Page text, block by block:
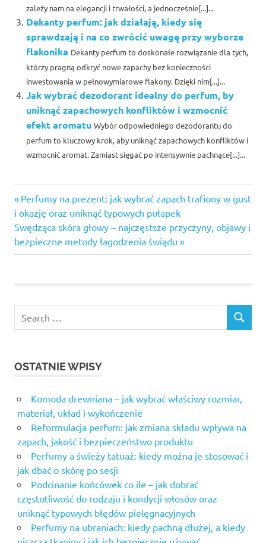
zależy nam na elegancji i trwałości, a jednocześnie[...]...
Dekanty perfum: jak działają, kiedy się
sprawdzają i na co zwrócić uwagę przy wyborze
flakonika Dekanty perfum to doskonałe rozwiązanie dla tych,
którzy pragną odkryć nowe zapachy bez konieczności
inwestowania w pełnowymiarowe flakony. Dzięki nim[...]...
Jak wybrać dezodorant idealny do perfum, by
uniknąć zapachowych konfliktów i wzmocnić
efekt aromatu Wybór odpowiedniego dezodorantu do
perfum to kluczowy krok, aby uniknąć zapachowych konfliktów i
wzmocnić aromat. Zamiast sięgać po intensywnie pachnące[...]...
Nawigacja
wpisu
Previous
Post:
Perfumy na prezent: jak wybrać zapach trafiony w gust
i okazję oraz uniknąć typowych pułapek
Next
Post:
Swędząca skóra głowy – najczęstsze przyczyny, objawy i
bezpieczne metody łagodzenia świądu
OSTATNIE WPISY
Komoda drewniana – jak wybrać właściwy rozmiar,
materiał, układ i wykończenie
Reformulacja perfum: jak zmiana składu wpływa na
zapach, jakość i bezpieczeństwo produktu
Perfumy a świeży tatuaż: kiedy można je stosować i
jak dbać o skórę po sesji
Podcinanie końcówek co ile – jak dobrać
częstotliwość do rodzaju i kondycji włosów oraz
uniknąć typowych błędów pielęgnacyjnych
Perfumy na ubraniach: kiedy pachną dłużej, a kiedy